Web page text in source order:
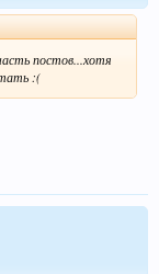
постов...хотя
:(